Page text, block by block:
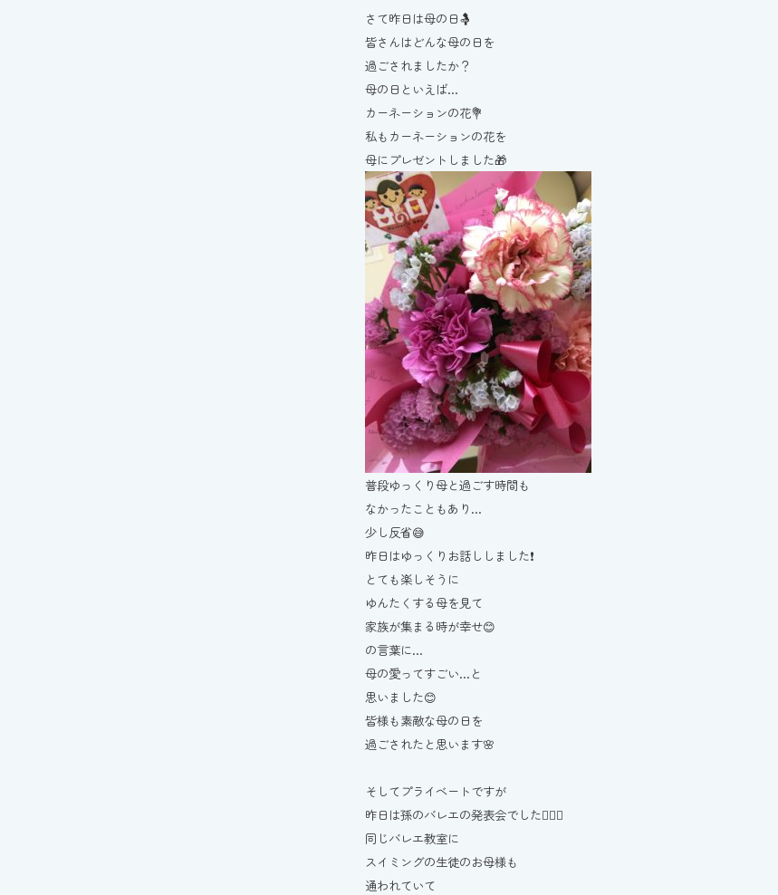
さて昨日は母の日🤱
皆さんはどんな母の日を
過ごされましたか？
母の日といえば…
カーネーションの花💐
私もカーネーションの花を
母にプレゼントしました🎁
普段ゆっくり母と過ごす時間も
なかったこともあり…
少し反省😅
昨日はゆっくりお話ししました❗️
とても楽しそうに
ゆんたくする母を見て
家族が集まる時が幸せ😊
の言葉に…
母の愛ってすごい…と
思いました😊
皆様も素敵な母の日を
過ごされたと思います🌸
そしてプライベートですが
昨日は孫のバレエの発表会でした🧚🏼‍♀️
同じバレエ教室に
スイミングの生徒のお母様も
通われていて